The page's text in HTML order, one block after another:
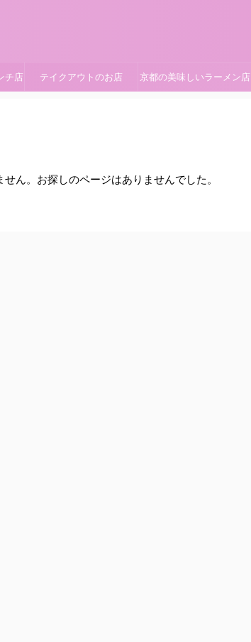
チ店 テイクアウトのお店 京都の美味しいラーメン店
せん。お探しのページはありませんでした。